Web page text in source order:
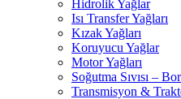
Hidrolik Yağlar
Isı Transfer Yağları
Kızak Yağları
Koruyucu Yağlar
Motor Yağları
Soğutma Sıvısı –
Transmisyon &